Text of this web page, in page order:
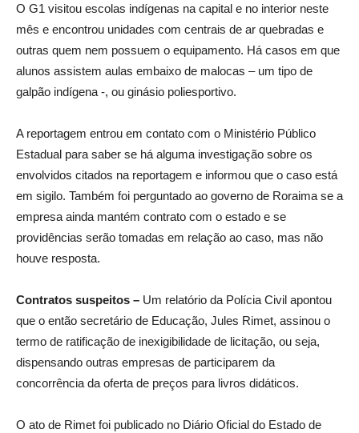
O G1 visitou escolas indígenas na capital e no interior neste
mês e encontrou unidades com centrais de ar quebradas e
outras quem nem possuem o equipamento. Há casos em que
alunos assistem aulas embaixo de malocas – um tipo de
galpão indígena -, ou ginásio poliesportivo.
A reportagem entrou em contato com o Ministério Público
Estadual para saber se há alguma investigação sobre os
envolvidos citados na reportagem e informou que o caso está
em sigilo. Também foi perguntado ao governo de Roraima se a
empresa ainda mantém contrato com o estado e se
providências serão tomadas em relação ao caso, mas não
houve resposta.
Contratos suspeitos – Um relatório da Polícia Civil apontou
que o então secretário de Educação, Jules Rimet, assinou o
termo de ratificação de inexigibilidade de licitação, ou seja,
dispensando outras empresas de participarem da
concorrência da oferta de preços para livros didáticos.
O ato de Rimet foi publicado no Diário Oficial do Estado de